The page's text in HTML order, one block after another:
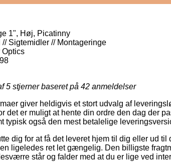
1", Høj, Picatinny
// Sigtemidler // Montageringe
Optics
5 stjerner baseret på 42 anmeldelser
giver heldigvis et stort udvalg af
det er muligt at hente din ordre den dag der
typisk også den mest betalelige
dig for at få det leveret hjem til dig eller ud
ligeledes ret let gængelig. Den billigste
står og falder med at du er lige ved